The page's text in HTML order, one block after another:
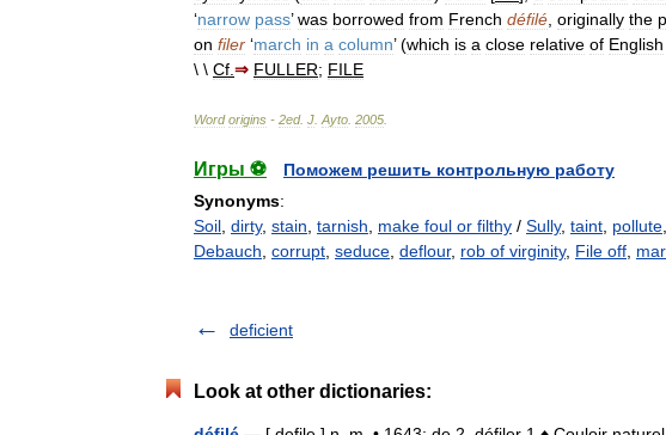
‘narrow pass’was borrowed from French défilé originally the
on filer ‘march in a column’ (which is a close relative of English
\ \ Cf ⇒ FULLER; FILE
Word origins - 2ed. J Ayto 2005
Игры ⚽
Поможем решить контрольную работу
Synonyms:
Soil dirty, stain tarnish make foul or filthy / Sully, taint pollute
Debauch corrupt seduce deflour, rob of virginity, File off
deficient
Look at other dictionaries: